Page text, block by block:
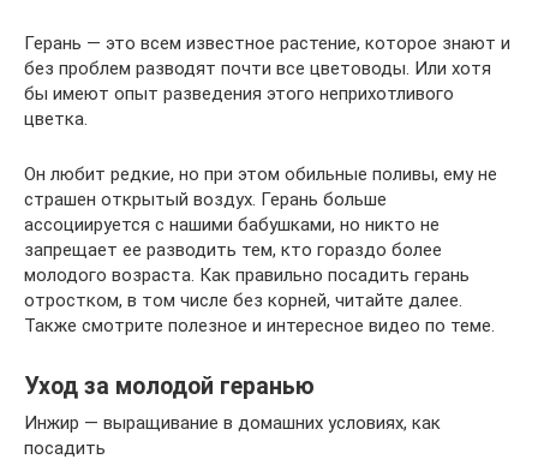
Герань — это всем известное растение, которое знают и
без проблем разводят почти все цветоводы. Или хотя
бы имеют опыт разведения этого неприхотливого
цветка.
Он любит редкие, но при этом обильные поливы, ему не
страшен открытый воздух. Герань больше
ассоциируется с нашими бабушками, но никто не
запрещает ее разводить тем, кто гораздо более
молодого возраста. Как правильно посадить герань
отростком, в том числе без корней, читайте далее.
Также смотрите полезное и интересное видео по теме.
Уход за молодой геранью
Инжир — выращивание в домашних условиях, как
посадить